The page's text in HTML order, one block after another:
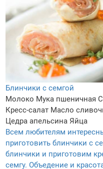
Блинчики с семгой
Молоко Мука пшеничная
Кресс-салат Масло
Цедра апельсина Яйца
Всем любителям
приготовить блинчики с
блинчики и приготовим
семгу. Объедение и